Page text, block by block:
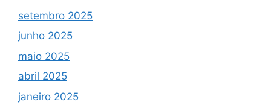
setembro 2025
junho 2025
maio 2025
abril 2025
janeiro 2025